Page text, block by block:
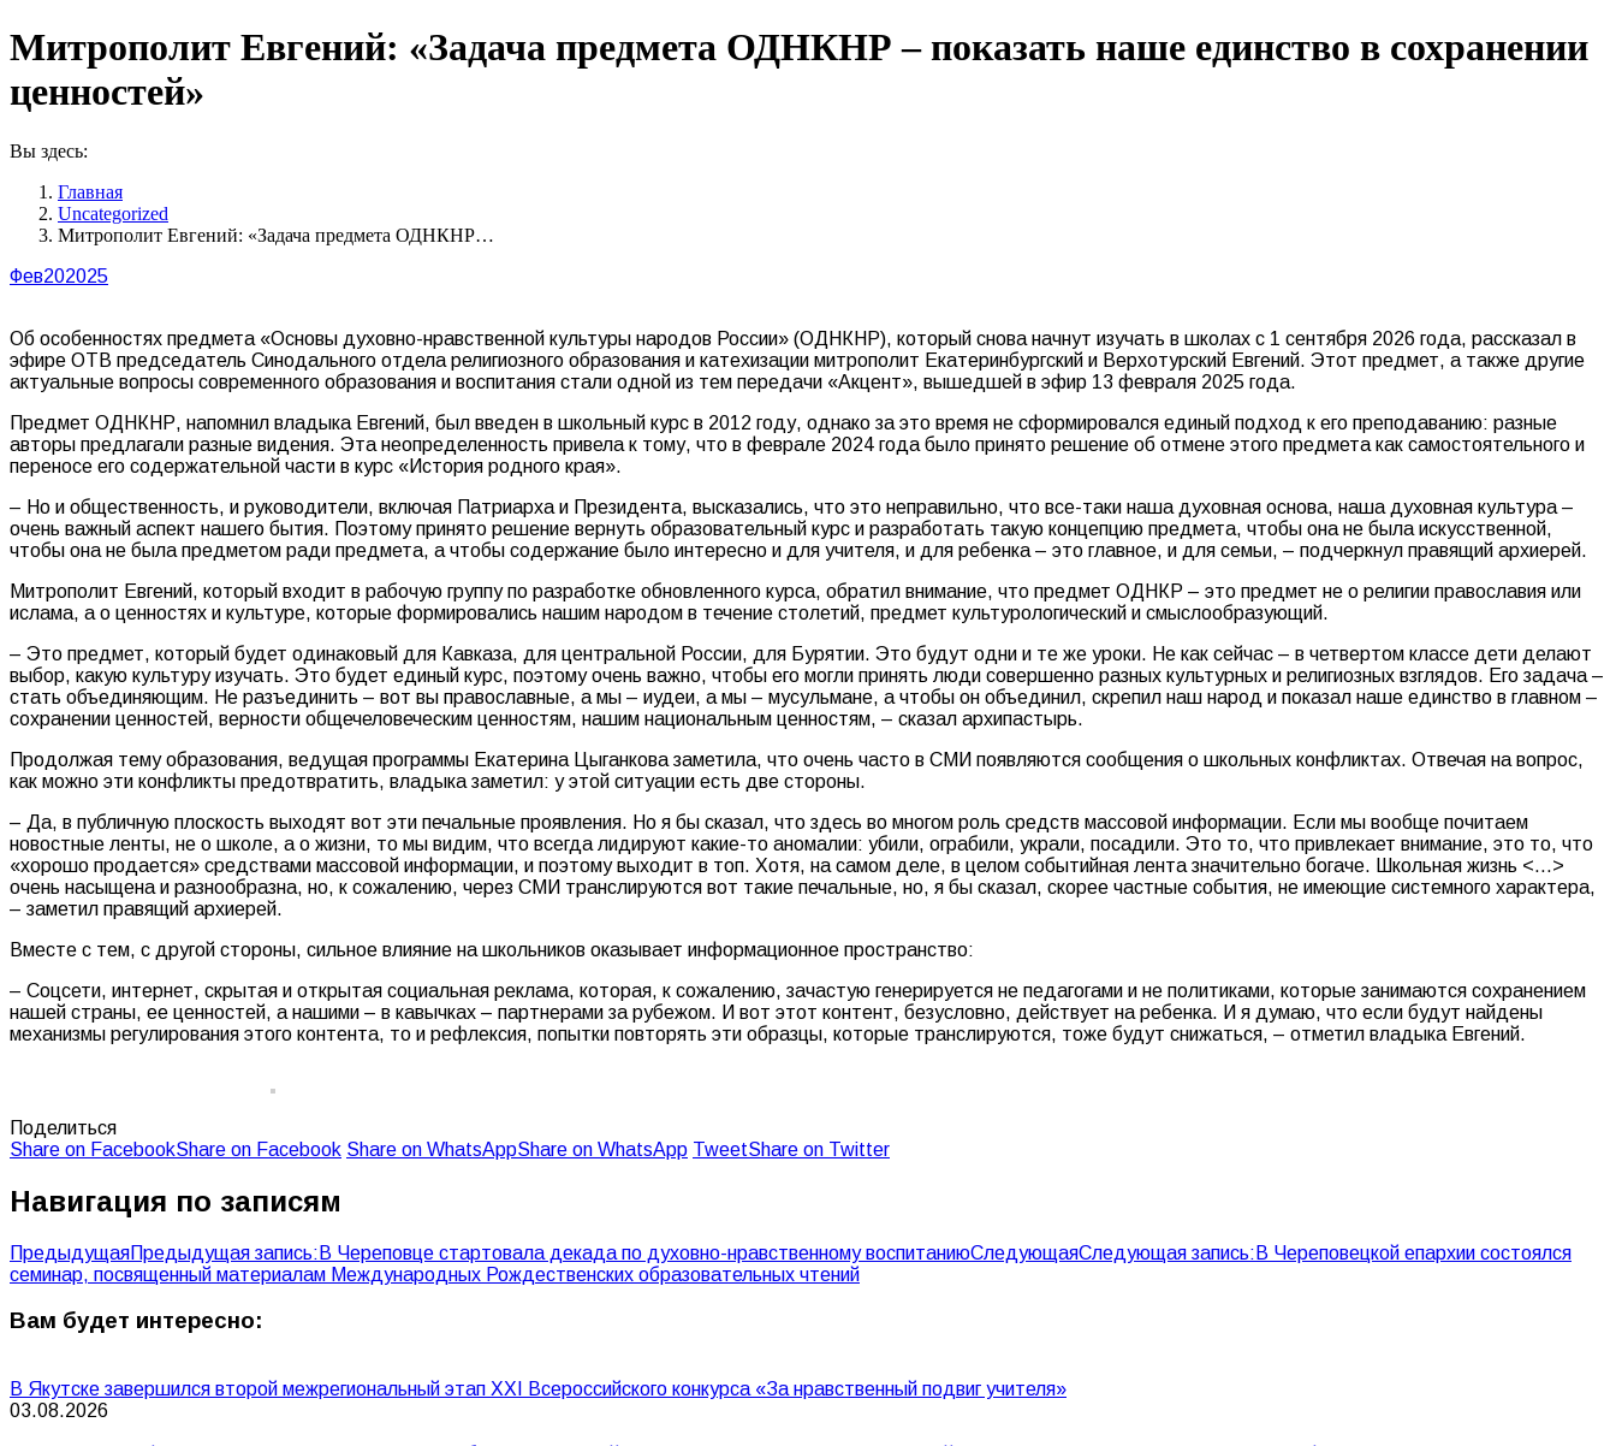
Митрополит Евгений: «Задача предмета ОДНКНР – показать наше единство в сохранении
ценностей»
Вы здесь:
Главная
Uncategorized
Митрополит Евгений: «Задача предмета ОДНКНР…
Фев202025
Об особенностях предмета «Основы духовно-нравственной культуры народов России» (ОДНКНР), который снова начнут изучать в школах с 1 сентября 2026 года, рассказал в
эфире ОТВ председатель Синодального отдела религиозного образования и катехизации митрополит Екатеринбургский и Верхотурский Евгений. Этот предмет, а также другие
актуальные вопросы современного образования и воспитания стали одной из тем передачи «Акцент», вышедшей в эфир 13 февраля 2025 года.
Предмет ОДНКНР, напомнил владыка Евгений, был введен в школьный курс в 2012 году, однако за это время не сформировался единый подход к его преподаванию: разные
авторы предлагали разные видения. Эта неопределенность привела к тому, что в феврале 2024 года было принято решение об отмене этого предмета как самостоятельного и
переносе его содержательной части в курс «История родного края».
– Но и общественность, и руководители, включая Патриарха и Президента, высказались, что это неправильно, что все-таки наша духовная основа, наша духовная культура –
очень важный аспект нашего бытия. Поэтому принято решение вернуть образовательный курс и разработать такую концепцию предмета, чтобы она не была искусственной,
чтобы она не была предметом ради предмета, а чтобы содержание было интересно и для учителя, и для ребенка – это главное, и для семьи, – подчеркнул правящий архиерей.
Митрополит Евгений, который входит в рабочую группу по разработке обновленного курса, обратил внимание, что предмет ОДНКР – это предмет не о религии православия или
ислама, а о ценностях и культуре, которые формировались нашим народом в течение столетий, предмет культурологический и смыслообразующий.
– Это предмет, который будет одинаковый для Кавказа, для центральной России, для Бурятии. Это будут одни и те же уроки. Не как сейчас – в четвертом классе дети делают
выбор, какую культуру изучать. Это будет единый курс, поэтому очень важно, чтобы его могли принять люди совершенно разных культурных и религиозных взглядов. Его задача –
стать объединяющим. Не разъединить – вот вы православные, а мы – иудеи, а мы – мусульмане, а чтобы он объединил, скрепил наш народ и показал наше единство в главном –
сохранении ценностей, верности общечеловеческим ценностям, нашим национальным ценностям, – сказал архипастырь.
Продолжая тему образования, ведущая программы Екатерина Цыганкова заметила, что очень часто в СМИ появляются сообщения о школьных конфликтах. Отвечая на вопрос,
как можно эти конфликты предотвратить, владыка заметил: у этой ситуации есть две стороны.
– Да, в публичную плоскость выходят вот эти печальные проявления. Но я бы сказал, что здесь во многом роль средств массовой информации. Если мы вообще почитаем
новостные ленты, не о школе, а о жизни, то мы видим, что всегда лидируют какие-то аномалии: убили, ограбили, украли, посадили. Это то, что привлекает внимание, это то, что
«хорошо продается» средствами массовой информации, и поэтому выходит в топ. Хотя, на самом деле, в целом событийная лента значительно богаче. Школьная жизнь <…>
очень насыщена и разнообразна, но, к сожалению, через СМИ транслируются вот такие печальные, но, я бы сказал, скорее частные события, не имеющие системного характера,
– заметил правящий архиерей.
Вместе с тем, с другой стороны, сильное влияние на школьников оказывает информационное пространство:
– Соцсети, интернет, скрытая и открытая социальная реклама, которая, к сожалению, зачастую генерируется не педагогами и не политиками, которые занимаются сохранением
нашей страны, ее ценностей, а нашими – в кавычках – партнерами за рубежом. И вот этот контент, безусловно, действует на ребенка. И я думаю, что если будут найдены
механизмы регулирования этого контента, то и рефлексия, попытки повторять эти образцы, которые транслируются, тоже будут снижаться, – отметил владыка Евгений.
Поделиться
Share on FacebookShare on Facebook Share on WhatsAppShare on WhatsApp TweetShare on Twitter
Навигация по записям
ПредыдущаяПредыдущая запись: В Череповце стартовала декада по духовно-нравственному воспитаниюСледующаяСледующая запись: В Череповецкой епархии состоялся
семинар, посвященный материалам Международных Рождественских образовательных чтений
Вам будет интересно:
В Якутске завершился второй межрегиональный этап XXI Всероссийского конкурса «За нравственный подвиг учителя»
03.08.2026